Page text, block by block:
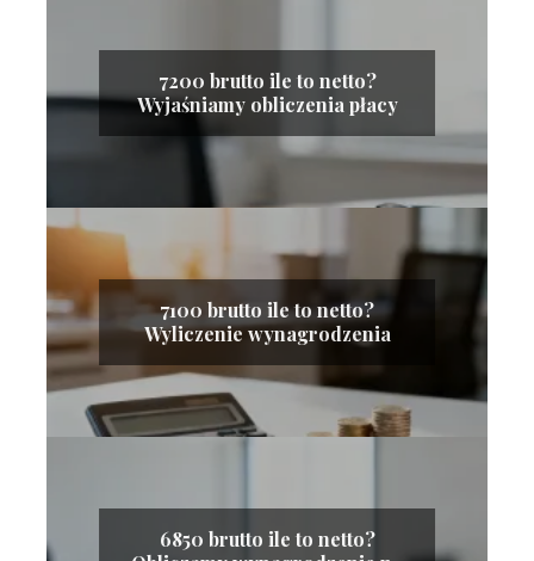
7200 brutto ile to netto?
Wyjaśniamy obliczenia płacy
7100 brutto ile to netto?
Wyliczenie wynagrodzenia
6850 brutto ile to netto?